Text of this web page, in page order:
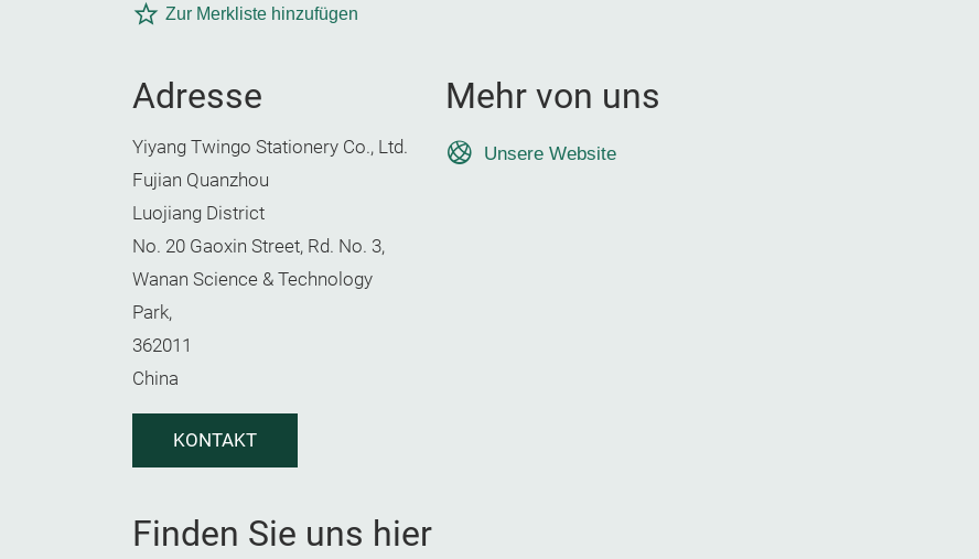
Zur Merkliste hinzufügen
Adresse
Yiyang Twingo Stationery Co., Ltd.
Fujian Quanzhou
Luojiang District
No. 20 Gaoxin Street, Rd. No. 3,
Wanan Science & Technology
Park,
362011
China
KONTAKT
Mehr von uns
Unsere Website
Finden Sie uns hier